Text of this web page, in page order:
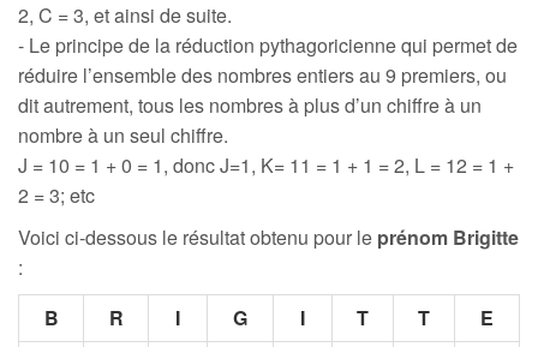
2, C = 3, et ainsi de suite.
- Le principe de la réduction pythagoricienne qui permet de
réduire l’ensemble des nombres entiers au 9 premiers, ou
dit autrement, tous les nombres à plus d’un chiffre à un
nombre à un seul chiffre.
J = 10 = 1 + 0 = 1, donc J=1, K= 11 = 1 + 1 = 2, L = 12 = 1 +
2 = 3; etc
Voici ci-dessous le résultat obtenu pour le prénom Brigitte
:
B
R I G I T T
E